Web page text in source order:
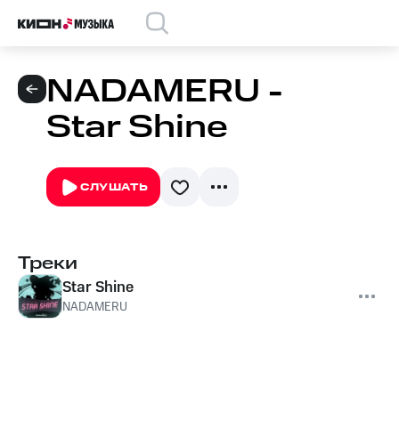
NADAMERU -
Star Shine
СЛУШАТЬ
Треки
Star Shine
NADAMERU